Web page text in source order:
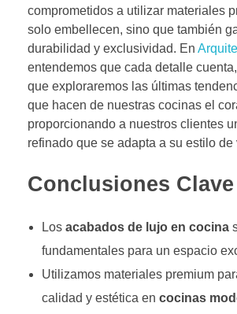
comprometidos a utilizar materiales
solo embellecen, sino que también
durabilidad y exclusividad. En
entendemos que cada detalle
que exploraremos las últimas
que hacen de nuestras cocinas el
proporcionando a nuestros clientes
refinado que se adapta a su estilo de
Conclusiones Clave
Los acabados de lujo en cocina
fundamentales para un espacio
Utilizamos materiales premium
calidad y estética en cocinas